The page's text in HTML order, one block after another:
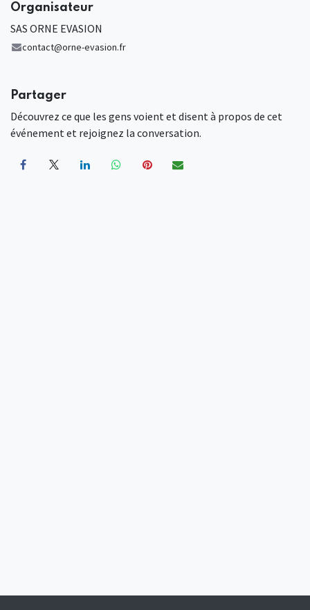
Organisateur
SAS ORNE EVASION
contact@orne-evasion.fr
Partager
Découvrez ce que les gens voient et disent à propos de cet
événement et rejoignez la conversation.